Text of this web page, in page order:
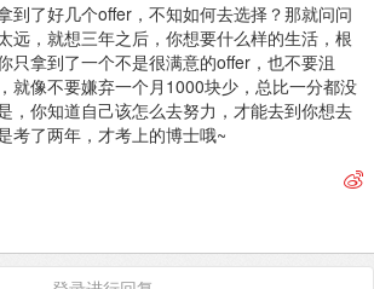
到了好几个offer，不知如何去选择？那就问问
远，就想三年之后，你想要什么样的生活，根
只拿到了一个不是很满意的offer，也不要沮
就像不要嫌弃一个月1000块少，总比一分都没
，你知道自己该怎么去努力，才能去到你想去
考了两年，才考上的博士哦~